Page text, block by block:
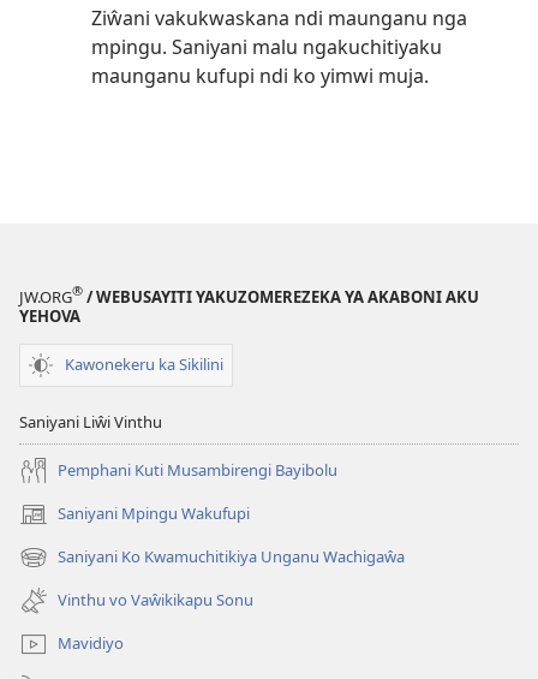
Ziŵani vakukwaskana ndi maunganu nga
mpingu. Saniyani malu ngakuchitiyaku
maunganu kufupi ndi ko yimwi muja.
JW.ORG® / WEBUSAYITI YAKUZOMEREZEKA YA AKABONI AKU
YEHOVA
Kawonekeru ka Sikilini
Saniyani Liŵi Vinthu
Pemphani Kuti Musambirengi Bayibolu
Saniyani Mpingu Wakufupi
(Lajula
Peji
Linyaki)
Saniyani Ko Kwamuchitikiya Unganu Wachigaŵa
(Lajula
Peji
Linyaki)
Vinthu vo Vaŵikikapu Sonu
Mavidiyo